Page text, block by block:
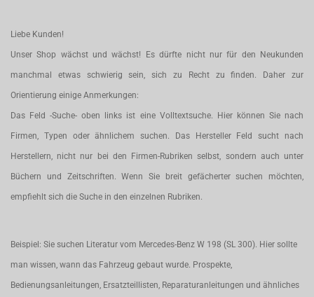
Liebe Kunden!
Unser Shop wächst und wächst! Es dürfte nicht nur für den Neukunden
manchmal etwas schwierig sein, sich zu Recht zu finden. Daher zur
Orientierung einige Anmerkungen:
Das Feld -Suche- oben links ist eine Volltextsuche. Hier können Sie nach
Firmen, Typen oder ähnlichem suchen. Das Hersteller Feld sucht nach
Herstellern, nicht nur bei den Firmen-Rubriken selbst, sondern auch unter
Büchern und Zeitschriften. Wenn Sie breit gefächerter suchen möchten,
empfiehlt sich die Suche in den einzelnen Rubriken.
Beispiel: Sie suchen Literatur vom Mercedes-Benz W 198 (SL 300). Hier sollte
man wissen, wann das Fahrzeug gebaut wurde. Prospekte,
Bedienungsanleitungen, Ersatzteillisten, Reparaturanleitungen und ähnliches